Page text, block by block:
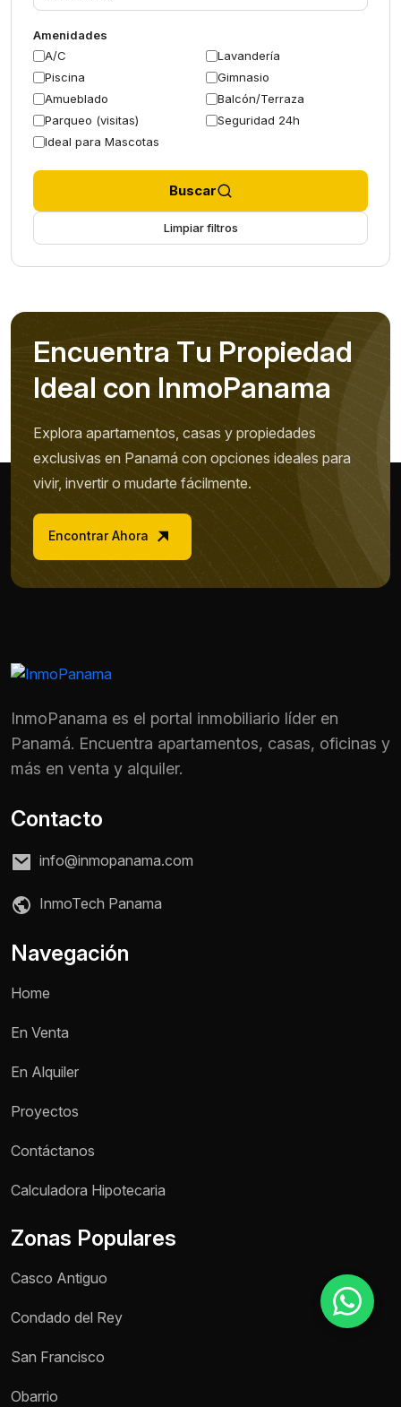
Nombre *
Amenidades
A/C
Lavandería
Piscina
Gimnasio
Amueblado
Balcón/Terraza
Parqueo (visitas)
Seguridad 24h
Ideal para Mascotas
Buscar
Limpiar filtros
Encuentra Tu Propiedad
Ideal con InmoPanama
Explora apartamentos, casas y propiedades
exclusivas en Panamá con opciones ideales para
vivir, invertir o mudarte fácilmente.
Encontrar Ahora
InmoPanama es el portal inmobiliario líder en
Panamá. Encuentra apartamentos, casas, oficinas y
más en venta y alquiler.
Contacto
info@inmopanama.com
InmoTech Panama
Navegación
Home
En Venta
En Alquiler
Proyectos
Contáctanos
Calculadora Hipotecaria
Zonas Populares
Casco Antiguo
Condado del Rey
San Francisco
Obarrio